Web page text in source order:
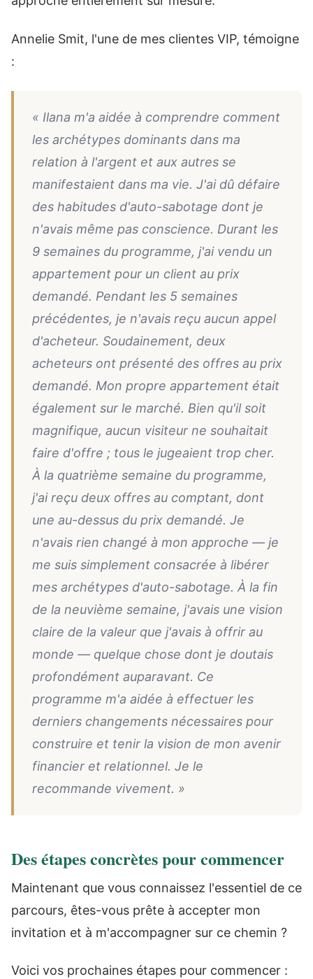
Annelie Smit, l'une de mes clientes VIP, témoigne
:
« Ilana m'a aidée à comprendre comment
les archétypes dominants dans ma
relation à l'argent et aux autres se
manifestaient dans ma vie. J'ai dû défaire
des habitudes d'auto-sabotage dont je
n'avais même pas conscience. Durant les
9 semaines du programme, j'ai vendu un
appartement pour un client au prix
demandé. Pendant les 5 semaines
précédentes, je n'avais reçu aucun appel
d'acheteur. Soudainement, deux
acheteurs ont présenté des offres au prix
demandé. Mon propre appartement était
également sur le marché. Bien qu'il soit
magnifique, aucun visiteur ne souhaitait
faire d'offre ; tous le jugeaient trop cher.
À la quatrième semaine du programme,
j'ai reçu deux offres au comptant, dont
une au-dessus du prix demandé. Je
n'avais rien changé à mon approche — je
me suis simplement consacrée à libérer
mes archétypes d'auto-sabotage. À la fin
de la neuvième semaine, j'avais une vision
claire de la valeur que j'avais à offrir au
monde — quelque chose dont je doutais
profondément auparavant. Ce
programme m'a aidée à effectuer les
derniers changements nécessaires pour
construire et tenir la vision de mon avenir
financier et relationnel. Je le
recommande vivement. »
Des étapes concrètes pour commencer
Maintenant que vous connaissez l'essentiel de ce
parcours, êtes-vous prête à accepter mon
invitation et à m'accompagner sur ce chemin ?
Voici vos prochaines étapes pour commencer :